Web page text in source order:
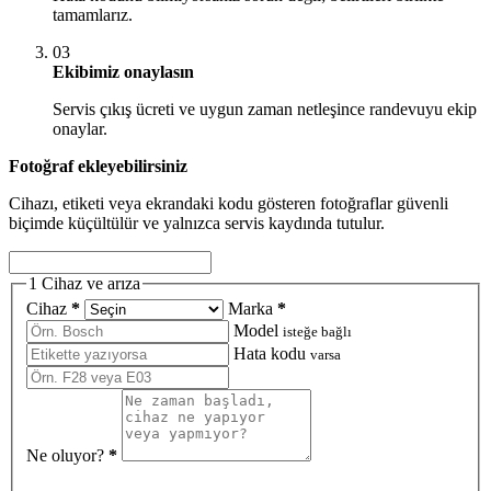
tamamlarız.
03
Ekibimiz onaylasın
Servis çıkış ücreti ve uygun zaman netleşince randevuyu ekip
onaylar.
Fotoğraf ekleyebilirsiniz
Cihazı, etiketi veya ekrandaki kodu gösteren fotoğraflar güvenli
biçimde küçültülür ve yalnızca servis kaydında tutulur.
1 Cihaz ve arıza
Cihaz * Marka *
Model isteğe bağlı
Hata kodu varsa
Ne oluyor? *